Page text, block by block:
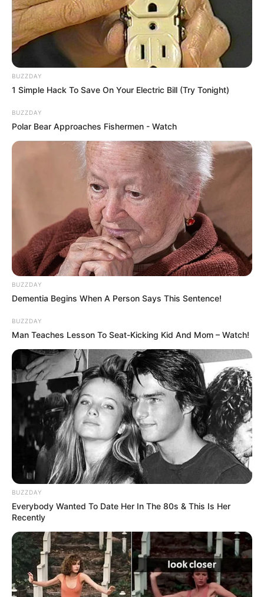
BUZZDAY
1 Simple Hack To Save On Your Electric Bill (Try Tonight)
BUZZDAY
Polar Bear Approaches Fishermen - Watch
BUZZDAY
Dementia Begins When A Person Says This Sentence!
BUZZDAY
Man Teaches Lesson To Seat-Kicking Kid And Mom – Watch!
BUZZDAY
Everybody Wanted To Date Her In The 80s & This Is Her
Recently